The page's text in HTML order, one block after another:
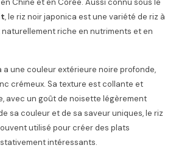
Chine et en Corée. Aussi connu sous le
, le riz noir japonica est une variété de riz à
riche en nutriments et en
a une couleur extérieure noire profonde,
crémeux. Sa texture est collante et
avec un goût de noisette légèrement
sa couleur et de sa saveur uniques, le riz
utilisé pour créer des plats
intéressants.